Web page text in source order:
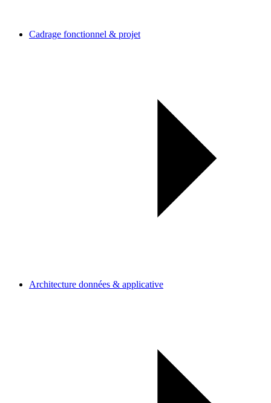
Cadrage fonctionnel & projet
Architecture données & applicative